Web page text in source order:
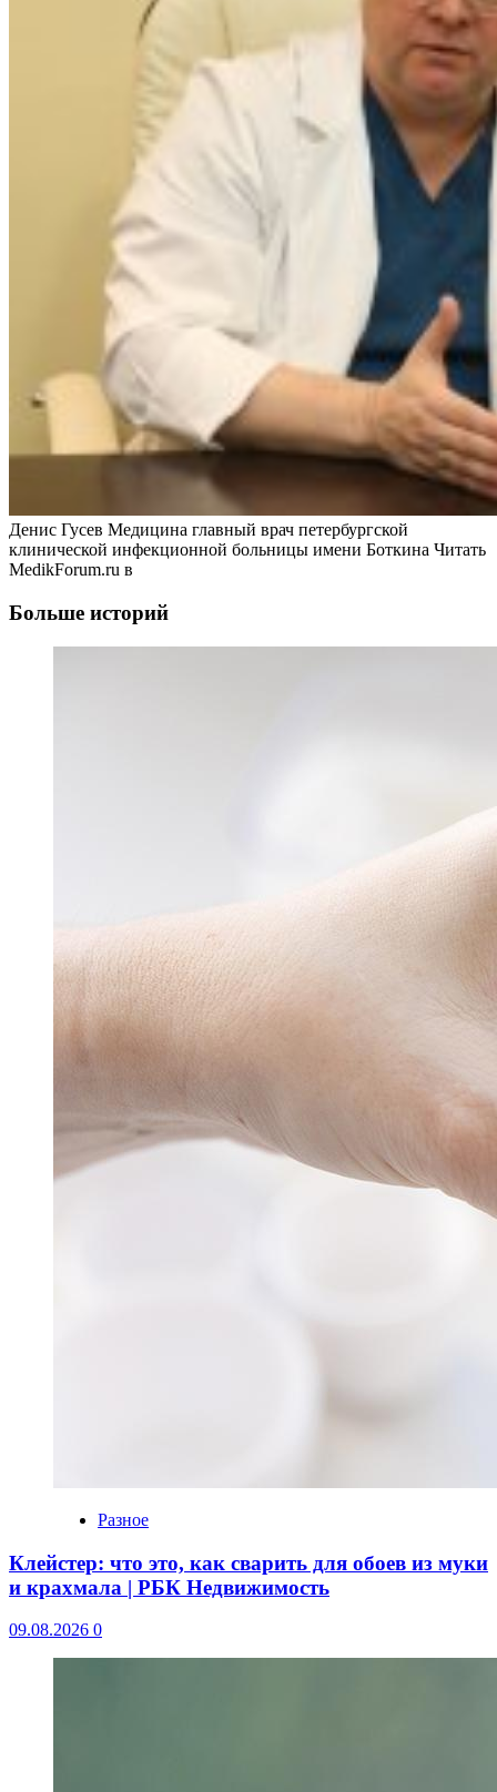
Денис Гусев Медицина главный врач петербургской
клинической инфекционной больницы имени Боткина Читать
MedikForum.ru в
Больше историй
Разное
Клейстер: что это, как сварить для обоев из муки
и крахмала | РБК Недвижимость
09.08.2026 0